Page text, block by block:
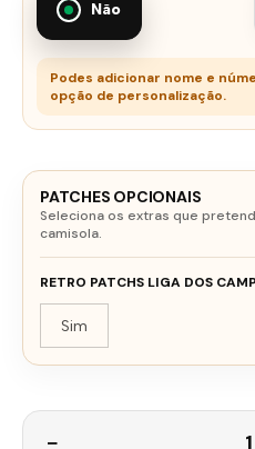
Não
Podes adicionar nome e
opção de personalização.
PATCHES OPCIONAIS
Seleciona os extras que
camisola.
RETRO PATCHS LIGA DOS
Sim